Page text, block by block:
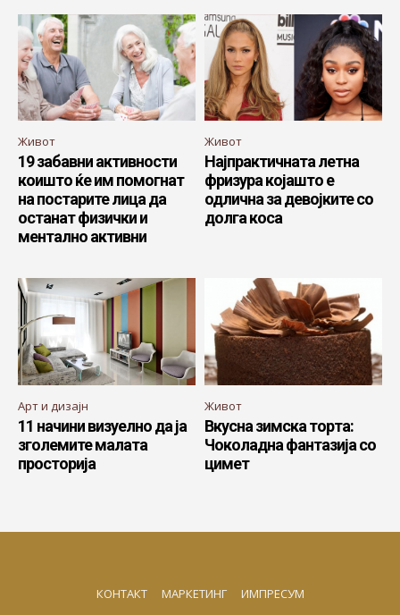
Живот
19 забавни активности
коишто ќе им помогнат
на постарите лица да
останат физички и
ментално активни
Живот
Најпрактичната летна
фризура којашто е
одлична за девојките со
долга коса
Арт и дизајн
11 начини визуелно да ја
зголемите малата
просторија
Живот
Вкусна зимска торта:
Чоколадна фантазија со
цимет
КОНТАКТ МАРКЕТИНГ ИМПРЕСУМ